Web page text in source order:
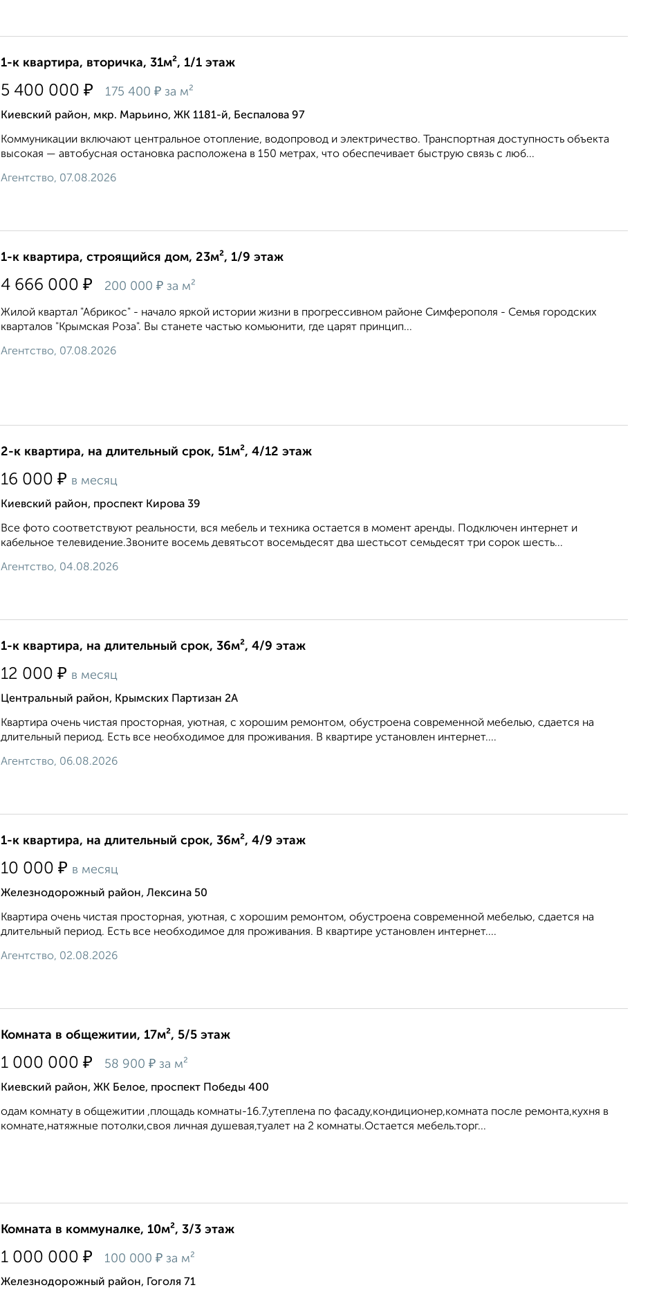
1-к квартира, вторичка, 31м², 1/1 этаж
5 400 000 ₽ 175 400 ₽ за м²
Киевский район, мкр. Марьино, ЖК 1181-й, Беспалова 97
Коммуникации включают центральное отопление, водопровод и электричество. Транспортная доступность объекта
высокая — автобусная остановка расположена в 150 метрах, что обеспечивает быструю связь с люб...
Агентство, 07.08.2026
1-к квартира, строящийся дом, 23м², 1/9 этаж
4 666 000 ₽ 200 000 ₽ за м²
Жилой квартал "Абрикос" - начало яркой истории жизни в прогрессивном районе Симферополя - Семья городских
кварталов "Крымская Роза". Вы станете частью комьюнити, где царят принцип...
Агентство, 07.08.2026
2-к квартира, на длительный срок, 51м², 4/12 этаж
16 000 ₽ в месяц
Киевский район, проспект Кирова 39
Все фото соответствуют реальности, вся мебель и техника остается в момент аренды. Подключен интернет и
кабельное телевидение.Звоните восемь девятьсот восемьдесят два шестьсот семьдесят три сорок шесть...
Агентство, 04.08.2026
1-к квартира, на длительный срок, 36м², 4/9 этаж
12 000 ₽ в месяц
Центральный район, Крымских Партизан 2А
Квартира очень чистая просторная, уютная, с хорошим ремонтом, обустроена современной мебелью, сдается на
длительный период. Есть все необходимое для проживания. В квартире установлен интернет....
Агентство, 06.08.2026
1-к квартира, на длительный срок, 36м², 4/9 этаж
10 000 ₽ в месяц
Железнодорожный район, Лексина 50
Квартира очень чистая просторная, уютная, с хорошим ремонтом, обустроена современной мебелью, сдается на
длительный период. Есть все необходимое для проживания. В квартире установлен интернет....
Агентство, 02.08.2026
Комната в общежитии, 17м², 5/5 этаж
1 000 000 ₽ 58 900 ₽ за м²
Киевский район, ЖК Белое, проспект Победы 400
одам комнату в общежитии ,площадь комнаты-16.7,утеплена по фасаду,кондиционер,комната после ремонта,кухня в
комнате,натяжные потолки,своя личная душевая,туалет на 2 комнаты.Остается мебель.торг...
Комната в коммуналке, 10м², 3/3 этаж
1 000 000 ₽ 100 000 ₽ за м²
Железнодорожный район, Гоголя 71